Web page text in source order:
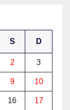
S D
2 3
9 10
16 17